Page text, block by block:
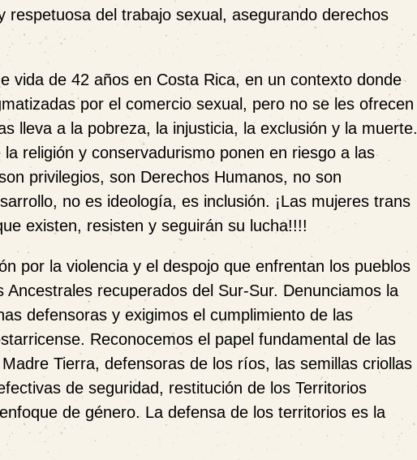
del trabajo sexual, asegurando derechos
vida de 42 años en Costa Rica, en un contexto donde
por el comercio sexual, pero no se les ofrecen
lleva a la pobreza, la injusticia, la exclusión y la muerte.
religión y conservadurismo ponen en riesgo a las
privilegios, son Derechos Humanos, no son
no es ideología, es inclusión. ¡Las mujeres trans
existen, resisten y seguirán su lucha!!!!
por la violencia y el despojo que enfrentan los pueblos
recuperados del Sur-Sur. Denunciamos la
defensoras y exigimos el cumplimiento de las
Reconocemos el papel fundamental de las
Tierra, defensoras de los ríos, las semillas criollas
de seguridad, restitución de los Territorios
de género. La defensa de los territorios es la